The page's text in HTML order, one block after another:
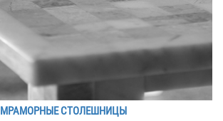
МРАМОРНЫЕ СТОЛЕШНИЦЫ